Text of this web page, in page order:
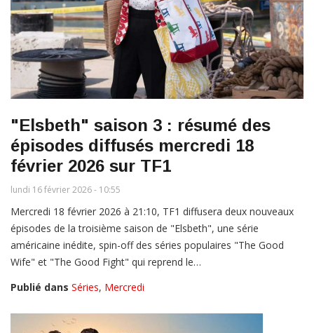
"Elsbeth" saison 3 : résumé des
épisodes diffusés mercredi 18
février 2026 sur TF1
lundi 16 février 2026 - 10:55
Mercredi 18 février 2026 à 21:10, TF1 diffusera deux nouveaux
épisodes de la troisième saison de "Elsbeth", une série
américaine inédite, spin-off des séries populaires "The Good
Wife" et "The Good Fight" qui reprend le…
Publié dans Séries, Mercredi